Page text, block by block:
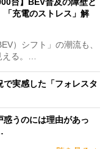
「充電のストレス」解
）シフト」の潮流も、
る。…
で実感した「フォレスタ
うのには理由があっ